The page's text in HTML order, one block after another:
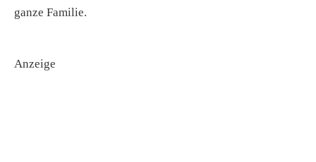
ganze Familie.
Anzeige